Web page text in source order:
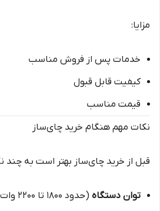
مزایا:
خدمات پس از فروش مناسب
کیفیت قابل قبول
قیمت مناسب
نکات مهم هنگام خرید چای‌ساز
قبل از خرید چای‌ساز بهتر است به چند
توان دستگاه (حدود ۱۸۰۰ تا ۲۲۰۰ وات)